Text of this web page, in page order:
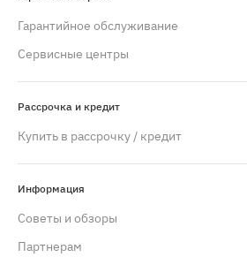
Гарантийное обслуживание
Сервисные центры
Рассрочка и кредит
Купить в рассрочку / кредит
Информация
Советы и обзоры
Партнерам